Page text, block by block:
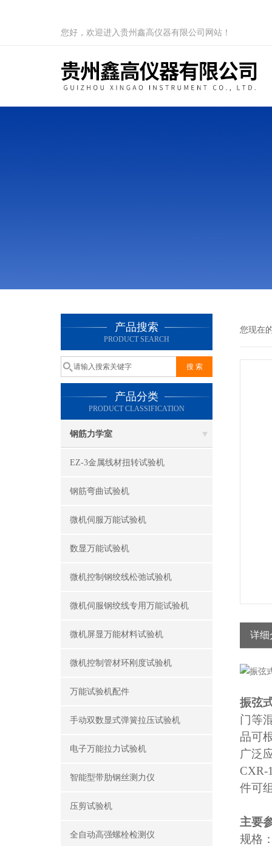
您好，欢迎进入贵州鑫高仪器有限公司网站！
产品搜索
PRODUCT SEARCH
产品分类
PRODUCT CLASSIFICATION
钢筋力学室
EZ-3金属线材扭转试验机
钢筋弯曲试验机
微机伺服万能试验机
数显万能试验机
微机控制钢绞线松弛试验机
微机伺服钢绞线专用万能试验机
微机屏显万能材料试验机
微机控制管材环刚度试验机
万能试验机配件
手动双数显式弹簧拉压试验机
电子万能拉力试验机
智能型带肋钢丝测力仪
压剪试验机
全自动高强螺栓检测仪
您现在
详细
振弦
门等
品可
广泛
CXR-
件可
主要
规格